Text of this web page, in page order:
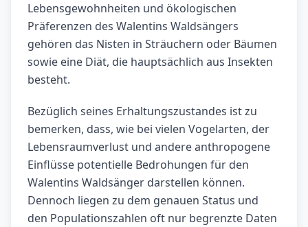
Lebensgewohnheiten und ökologischen
Präferenzen des Walentins Waldsängers
gehören das Nisten in Sträuchern oder Bäumen
sowie eine Diät, die hauptsächlich aus Insekten
besteht.
Bezüglich seines Erhaltungszustandes ist zu
bemerken, dass, wie bei vielen Vogelarten, der
Lebensraumverlust und andere anthropogene
Einflüsse potentielle Bedrohungen für den
Walentins Waldsänger darstellen können.
Dennoch liegen zu dem genauen Status und
den Populationszahlen oft nur begrenzte Daten